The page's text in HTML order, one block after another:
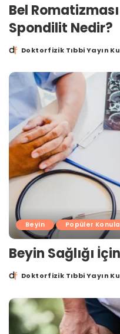
Bel
Spondilit Nedir?
PostedDoktorfizik Tıbbi Yayın
Beyin Popüler
Beyin Sağlığı
PostedDoktorfizik Tıbbi Yayın